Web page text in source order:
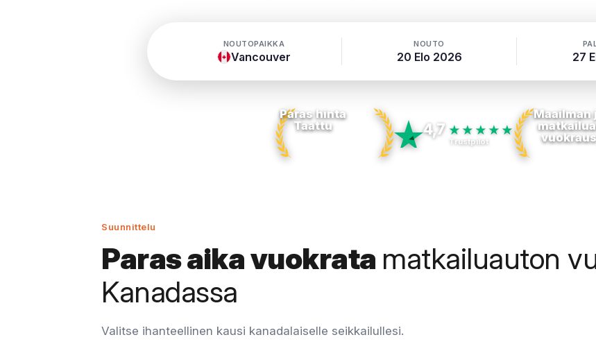
NOUTOPAIKKA
Vancouver
NOUTO
20 Elo 2026 27
Paras hinta
Taattu
4,7 ★★★★★
Trustpilot
Maailman
Suunnittelu
Paras aika vuokrata matkailuauton
Kanadassa
Valitse ihanteellinen kausi kanadalaiselle seikkailullesi.